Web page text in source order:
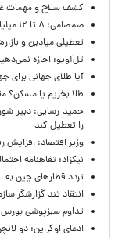
کشف سلاح و مهمات
صمصامی: ۸ تا ۱۲ میلیارد دلار ارز تراستی برنگشته است
تعطیلی میادین و
تل‌آویو: اجازه
آیا طلای جهانی
طلا بخریم یا مسکن؟
حمید رسایی: دبیر
را تعطیل کند
وزیر اقتصاد: افزایش
نیکزاد: تفاهنامه
تردد قطارهای چین به ایران ۷
انتقاد تند گزارشگر
تداوم سبزپوشی بورس
ادعای اوکراین: دو لانچر اس-